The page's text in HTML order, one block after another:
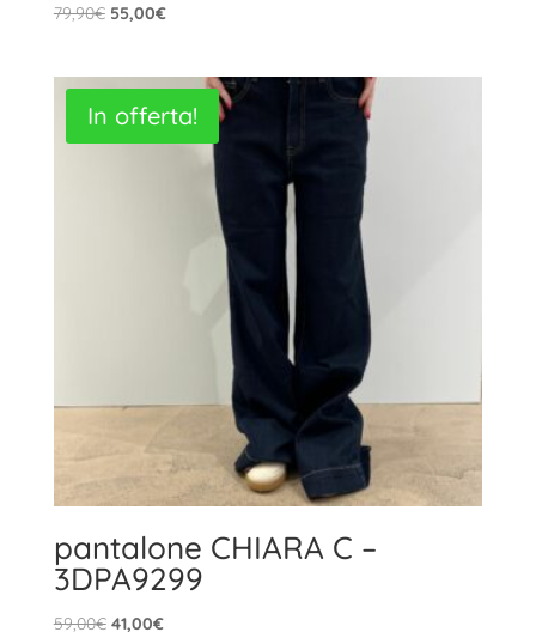
79,90€ Il
era:
79,90€.
55,00€Il
è:
55,00€.
In offerta!
pantalone CHIARA C –
3DPA9299
59,00€ Il
41,00€Il